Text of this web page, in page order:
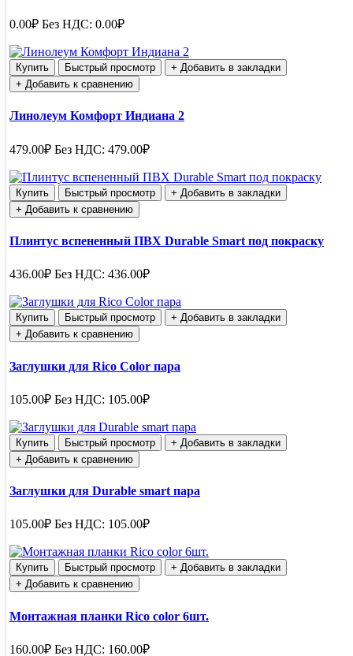
0.00₽ Без НДС: 0.00₽
Купить Быстрый просмотр
+ Добавить в закладки
+ Добавить к сравнению
Линолеум Комфорт Индиана 2
479.00₽ Без НДС: 479.00₽
Купить Быстрый просмотр
+ Добавить в закладки
+ Добавить к сравнению
Плинтус вспененный ПВХ Durable Smart под покраску
436.00₽ Без НДС: 436.00₽
Купить Быстрый просмотр
+ Добавить в закладки
+ Добавить к сравнению
Заглушки для Rico Color пара
105.00₽ Без НДС: 105.00₽
Купить Быстрый просмотр
+ Добавить в закладки
+ Добавить к сравнению
Заглушки для Durable smart пара
105.00₽ Без НДС: 105.00₽
Купить Быстрый просмотр
+ Добавить в закладки
+ Добавить к сравнению
Монтажная планки Rico color 6шт.
160.00₽ Без НДС: 160.00₽